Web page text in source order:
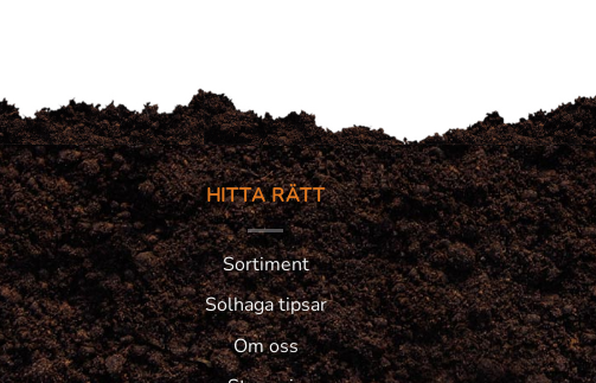
HITTA RÄTT
Sortiment
Solhaga tipsar
Om oss